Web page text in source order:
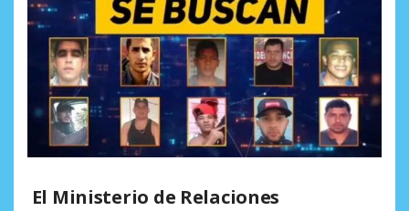
El Ministerio de Relaciones